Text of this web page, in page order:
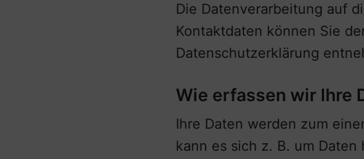
Die Datenverarbeitung auf
Kontaktdaten können Sie
Datenschutzerklärung
Wie erfassen wir Ihre
Ihre Daten werden zum
kann es sich z. B. um